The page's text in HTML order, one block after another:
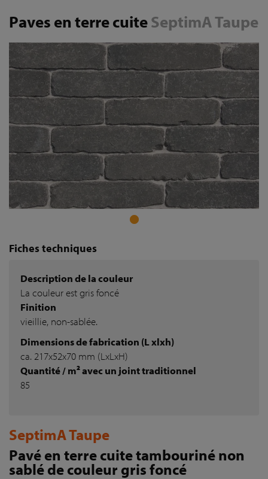
Paves en terre cuiteSeptimA Taupe
Fiches techniques
Description de la couleur
La couleur est gris foncé
Finition
vieillie, non-sablée.
Dimensions de fabrication (L xlxh)
ca. 217x52x70 mm (LxLxH)
Quantité / m² avec un joint traditionnel
85
SeptimA Taupe
Pavé en terre cuite tambouriné non
sablé de couleur gris foncé